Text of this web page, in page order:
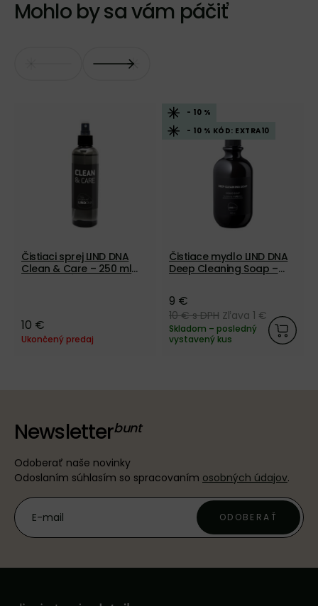
Mohlo by sa vám páčiť
Čistiaci sprej LIND DNA
Clean & Care – 250 ml
10 €
Ukončený predaj
- 10 %
- 10 % KÓD: EXTRA10
Čistiace mydlo LIND DNA
Deep Cleaning Soap –
9 €
10 €s DPH Zľava 1 €
Skladom – posledný
vystavený kus
Newsletter
Odoberať naše novinky
Odoslaním súhlasím so spracovaním osobných údajov.
ODOBERAŤ